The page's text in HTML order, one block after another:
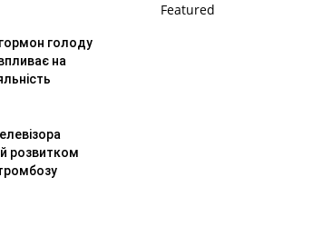
голоду
на
розвитком
Featured